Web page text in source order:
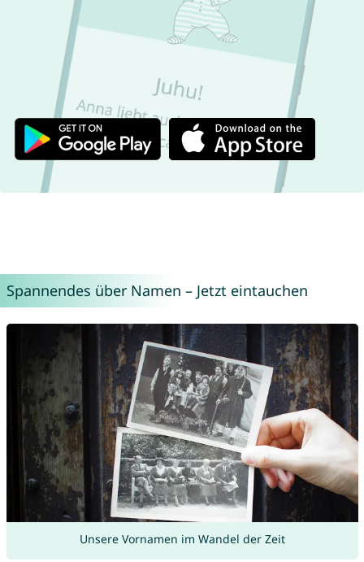
Spannendes über Namen – Jetzt eintauchen
Unsere Vornamen im Wandel der Zeit